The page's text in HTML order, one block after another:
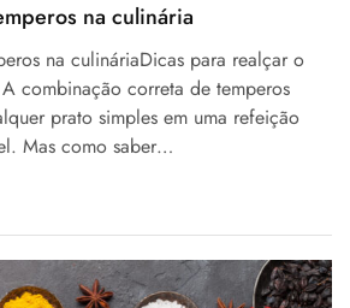
na culinária
na culináriaDicas para realçar o
combinação correta de temperos
prato simples em uma refeição
Mas como saber…